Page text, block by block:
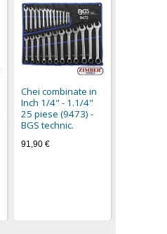
Chei combinate in
Inch 1/4" - 1.1/4"
25 piese (9473) -
BGS technic.
91,90 €